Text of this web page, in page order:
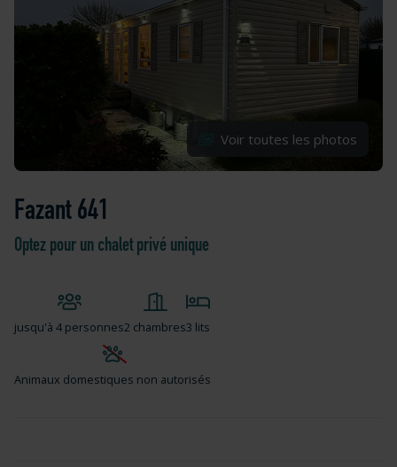
Voir toutes les photos
Fazant 641
Optez pour un chalet privé unique
jusqu'à 4 personnes2 chambres3 lits
Animaux domestiques non autorisés